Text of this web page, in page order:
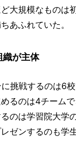
大規模なものは
あふれていた。
織が主体
挑戦するのは6
るのは4チーム
のは学習院大学
レゼンするのも学